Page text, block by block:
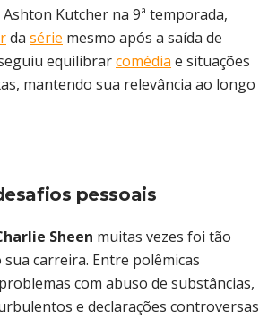
Kutcher na 9ª temporada,
da série mesmo após a saída de
equilibrarcomédia e situações
mantendo sua relevância ao longo
pessoais
Sheen muitas vezes foi tão
carreira. Entre polêmicas
com abuso de substâncias,
e declarações controversas